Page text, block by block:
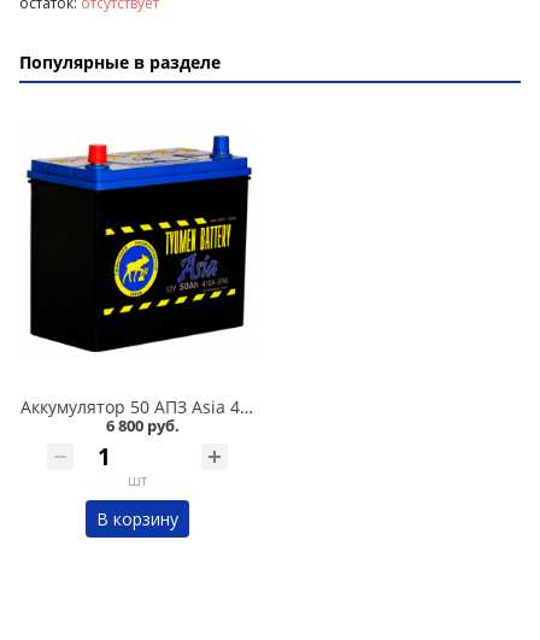
Популярные в разделе
Аккумулятор 50 АПЗ Asia 440А в Кургане
6 800 руб.
шт
В корзину